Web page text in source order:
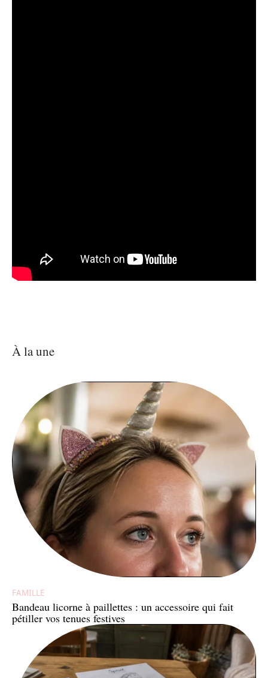
À la une
FAMILLE
Bandeau licorne à paillettes : un accessoire qui fait
pétiller vos tenues festives